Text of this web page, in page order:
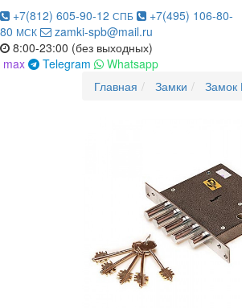
+7(812) 605-90-12 СПБ
+7(495) 106-80-
80 МСК
zamki-spb@mail.ru
8:00-23:00 (без выходных)
max
Telegram
Whatsapp
Главная
Замки Замок